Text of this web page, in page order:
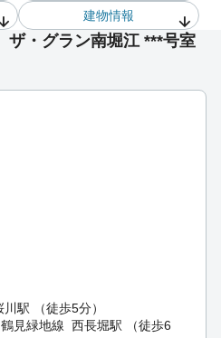
建物情報
・グラン南堀江 ***号室
川駅 （徒歩5分）
見緑地線 西長堀駅 （徒歩6